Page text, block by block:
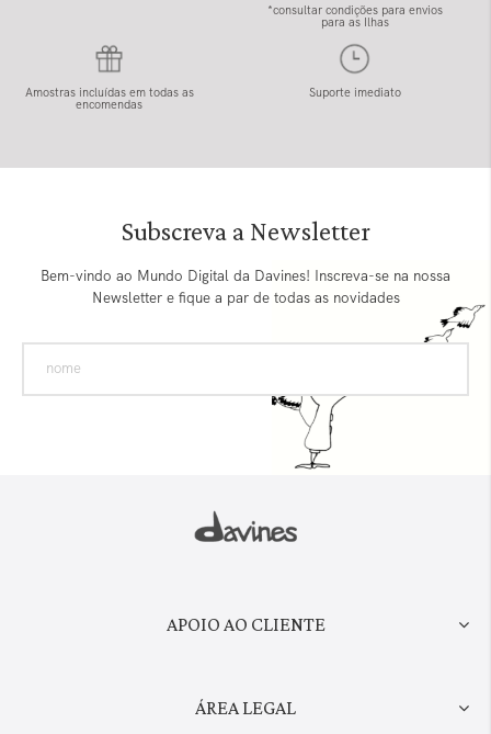
*consultar condições para envios
para as Ilhas
Amostras incluídas em todas as
encomendas
Suporte imediato
Subscreva a Newsletter
Bem-vindo ao Mundo Digital da Davines! Inscreva-se na nossa
Newsletter e fique a par de todas as novidades
APOIO AO CLIENTE
ÁREA LEGAL